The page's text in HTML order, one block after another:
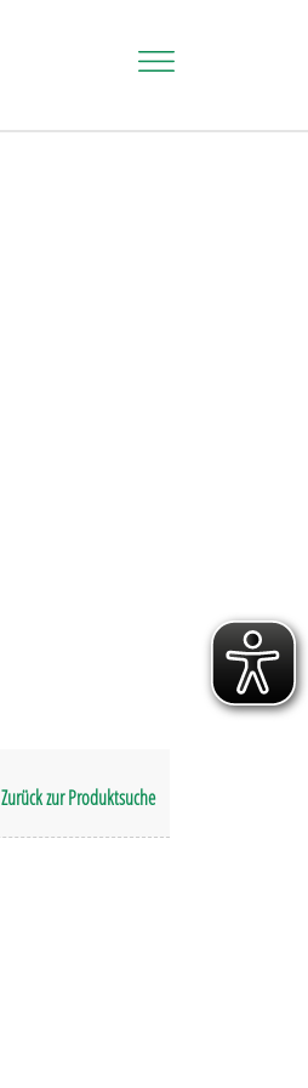
Zurück zur Produktsuche